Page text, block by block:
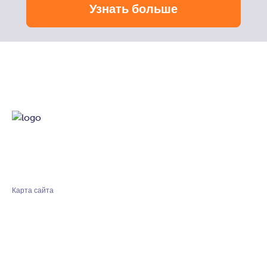
Узнать больше
Карта сайта